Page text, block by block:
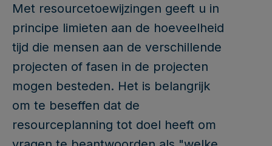
Met resourcetoewijzingen geeft u in
principe limieten aan de hoeveelheid
tijd die mensen aan de verschillende
projecten of fasen in de projecten
mogen besteden. Het is belangrijk
om te beseffen dat de
resourceplanning tot doel heeft om